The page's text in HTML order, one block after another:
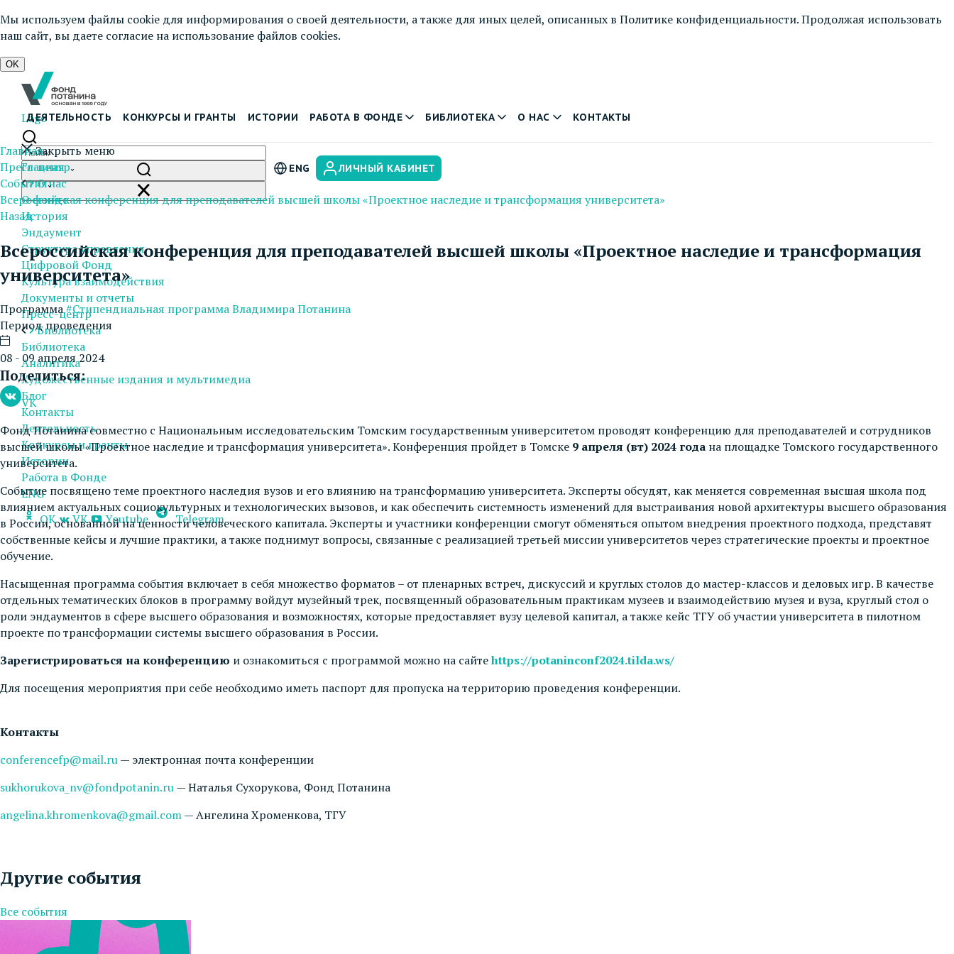
Мы используем файлы cookie для информирования о своей деятельности, а также для иных целей, описанных в Политике конфиденциальности. Продолжая использовать
наш сайт, вы даете согласие на использование файлов cookies.
OK
Logo
ДЕЯТЕЛЬНОСТЬ КОНКУРСЫ И ГРАНТЫ ИСТОРИИ РАБОТА В ФОНДЕ БИБЛИОТЕКА О НАС КОНТАКТЫ
ENG ЛИЧНЫЙ КАБИНЕТ
Закрыть меню
Главная
О нас
О фонде
История
Эндаумент
Структура управления
Цифровой Фонд
Культура взаимодействия
Документы и отчеты
Пресс-центр
Библиотека
Библиотека
Аналитика
Художественные издания и мультимедиа
Блог
Контакты
Деятельность
Конкурсы и гранты
Истории
Работа в Фонде
ENG
OK
VK Youtube Telegram
Главная
Пресс-центр
События
Всероссийская конференция для преподавателей высшей школы «Проектное наследие и трансформация университета»
Назад
Всероссийская конференция для преподавателей высшей школы «Проектное наследие и трансформация
университета»
Программа#Стипендиальная программа Владимира Потанина
Период проведения
08 - 09 апреля 2024
Поделиться:
VK
Фонд Потанина совместно с Национальным исследовательским Томским государственным университетом проводят конференцию для преподавателей и сотрудников
высшей школы «Проектное наследие и трансформация университета». Конференция пройдет в Томске 9 апреля (вт) 2024 года на площадке Томского государственного
университета.
Событие посвящено теме проектного наследия вузов и его влиянию на трансформацию университета. Эксперты обсудят, как меняется современная высшая школа под
влиянием актуальных социокультурных и технологических вызовов, и как обеспечить системность изменений для выстраивания новой архитектуры высшего образования
в России, основанной на ценности человеческого капитала. Эксперты и участники конференции смогут обменяться опытом внедрения проектного подхода, представят
собственные кейсы и лучшие практики, а также поднимут вопросы, связанные с реализацией третьей миссии университетов через стратегические проекты и проектное
обучение.
Насыщенная программа события включает в себя множество форматов – от пленарных встреч, дискуссий и круглых столов до мастер-классов и деловых игр. В качестве
отдельных тематических блоков в программу войдут музейный трек, посвященный образовательным практикам музеев и взаимодействию музея и вуза, круглый стол о
роли эндаументов в сфере высшего образования и возможностях, которые предоставляет вузу целевой капитал, а также кейс ТГУ об участии университета в пилотном
проекте по трансформации системы высшего образования в России.
Зарегистрироваться на конференцию и ознакомиться с программой можно на сайтеhttps://potaninconf2024.tilda.ws/
Для посещения мероприятия при себе необходимо иметь паспорт для пропуска на территорию проведения конференции.
Контакты
conferencefp@mail.ru— электронная почта конференции
sukhorukova_nv@fondpotanin.ru— Наталья Сухорукова, Фонд Потанина
angelina.khromenkova@gmail.com— Ангелина Хроменкова, ТГУ
Другие события
Все события